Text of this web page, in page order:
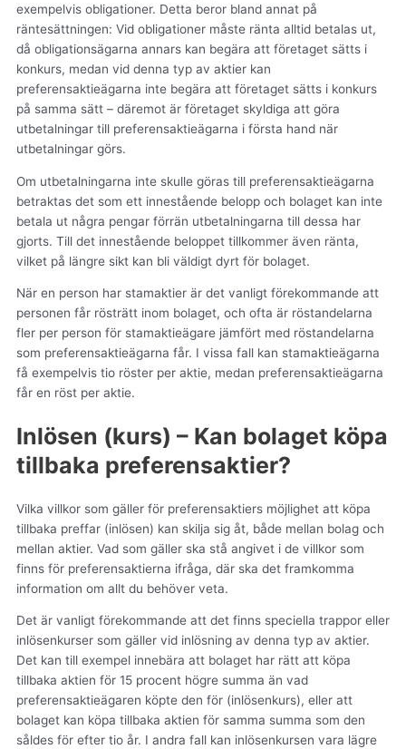
exempelvis obligationer. Detta beror bland annat på
räntesättningen: Vid obligationer måste ränta alltid betalas ut,
då obligationsägarna annars kan begära att företaget sätts i
konkurs, medan vid denna typ av aktier kan
preferensaktieägarna inte begära att företaget sätts i konkurs
på samma sätt – däremot är företaget skyldiga att göra
utbetalningar till preferensaktieägarna i första hand när
utbetalningar görs.
Om utbetalningarna inte skulle göras till preferensaktieägarna
betraktas det som ett innestående belopp och bolaget kan inte
betala ut några pengar förrän utbetalningarna till dessa har
gjorts. Till det innestående beloppet tillkommer även ränta,
vilket på längre sikt kan bli väldigt dyrt för bolaget.
När en person har stamaktier är det vanligt förekommande att
personen får rösträtt inom bolaget, och ofta är röstandelarna
fler per person för stamaktieägare jämfört med röstandelarna
som preferensaktieägarna får. I vissa fall kan stamaktieägarna
få exempelvis tio röster per aktie, medan preferensaktieägarna
får en röst per aktie.
Inlösen (kurs) – Kan bolaget köpa
tillbaka preferensaktier?
Vilka villkor som gäller för preferensaktiers möjlighet att köpa
tillbaka preffar (inlösen) kan skilja sig åt, både mellan bolag och
mellan aktier. Vad som gäller ska stå angivet i de villkor som
finns för preferensaktierna ifråga, där ska det framkomma
information om allt du behöver veta.
Det är vanligt förekommande att det finns speciella trappor eller
inlösenkurser som gäller vid inlösning av denna typ av aktier.
Det kan till exempel innebära att bolaget har rätt att köpa
tillbaka aktien för 15 procent högre summa än vad
preferensaktieägaren köpte den för (inlösenkurs), eller att
bolaget kan köpa tillbaka aktien för samma summa som den
såldes för efter tio år. I andra fall kan inlösenkursen vara lägre